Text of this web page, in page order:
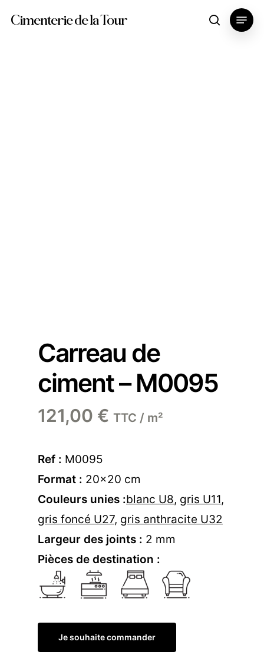
Cimenterie de la Tour search
Menu
Carreau de
ciment – M0095
121,00 € TTC / m²
Ref : M0095
Format : 20×20 cm
Couleurs unies :blanc U8, gris U11,
gris foncé U27, gris anthracite U32
Largeur des joints : 2 mm
Pièces de destination :
Je souhaite commander